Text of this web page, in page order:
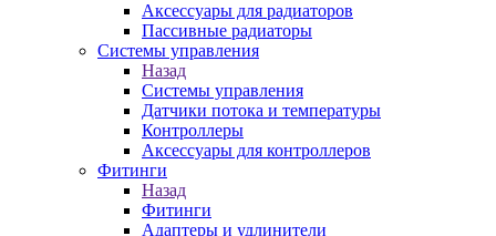
Аксессуары для радиаторов
Пассивные радиаторы
Системы управления
Назад
Системы управления
Датчики потока и температуры
Контроллеры
Аксессуары для контроллеров
Фитинги
Назад
Фитинги
Адаптеры и удлинители